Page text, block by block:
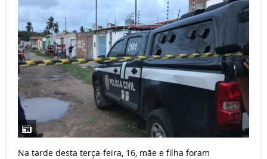
Na tarde desta terça-feira, 16, mãe e filha foram